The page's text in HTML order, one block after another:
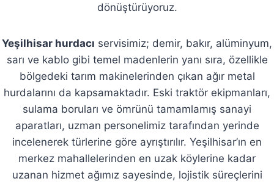
dönüştürüyoruz.
Yeşilhisar hurdacı servisimiz; demir, bakır, alüminyum,
sarı ve kablo gibi temel madenlerin yanı sıra, özellikle
bölgedeki tarım makinelerinden çıkan ağır metal
hurdalarını da kapsamaktadır. Eski traktör ekipmanları,
sulama boruları ve ömrünü tamamlamış sanayi
aparatları, uzman personelimiz tarafından yerinde
incelenerek türlerine göre ayrıştırılır. Yeşilhisar’ın en
merkez mahallelerinden en uzak köylerine kadar
uzanan hizmet ağımız sayesinde, lojistik süreçlerini